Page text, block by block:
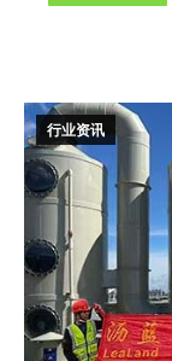
行业资讯